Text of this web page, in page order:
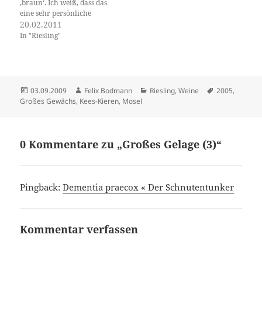
‚braun‘. Ich weiß, dass das
eine sehr persönliche
Assoziation ist, eine
Eselsbrücke ohne Wert für
reinrassigen Schieferlagen
sondern zusätzlich mit
relativ fetten Böden
20.02.2011
In "Riesling"
Veröffentlicht
am
03.09.2009 Autor
Felix Bodmann Kategorien
Riesling,Weine Schlagwörter
2005,
Großes Gewächs, Kees-Kieren, Mosel
0 Kommentare zu „Großes Gelage (3)“
Pingback:Dementia praecox « Der Schnutentunker
Kommentar verfassen